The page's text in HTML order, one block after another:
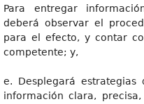
Para entregar
deberá observar el
para el efecto, y contar
competente; y,
e. Desplegará
información clara,